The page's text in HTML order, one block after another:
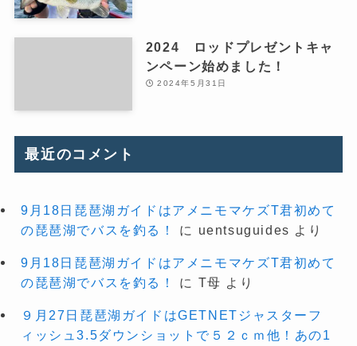
2024 ロッドプレゼントキャ
ンペーン始めました！
2024年5月31日
最近のコメント
9月18日琵琶湖ガイドはアメニモマケズT君初めて
の琵琶湖でバスを釣る！
に uentsuguides より
9月18日琵琶湖ガイドはアメニモマケズT君初めて
の琵琶湖でバスを釣る！
に T母 より
９月27日琵琶湖ガイドはGETNETジャスターフ
ィッシュ3.5ダウンショットで５２ｃｍ他！あの1